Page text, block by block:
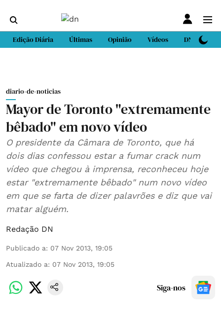
Edição Diária Últimas Opinião Vídeos DN Sport
diario-de-noticias
Mayor de Toronto "extremamente
bêbado" em novo vídeo
O presidente da Câmara de Toronto, que há
dois dias confessou estar a fumar crack num
vídeo que chegou à imprensa, reconheceu hoje
estar "extremamente bêbado" num novo vídeo
em que se farta de dizer palavrões e diz que vai
matar alguém.
Redação DN
Publicado a: 07 Nov 2013, 19:05
Atualizado a: 07 Nov 2013, 19:05
Siga-nos